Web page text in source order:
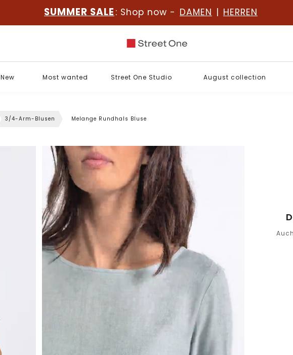
SUMMER SALE : Shop now - DAMEN | HERREN
New Most wanted Street One Studio August collection
3/4-Arm-Blusen Melange Rundhals Bluse